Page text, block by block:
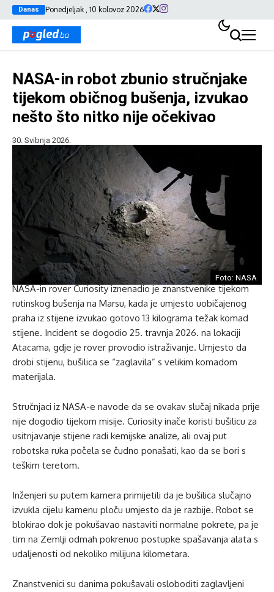
Danas Ponedjeljak , 10 kolovoz 2026
NASA-in robot zbunio stručnjake
tijekom običnog bušenja, izvukao
nešto što nitko nije očekivao
30. Svibnja 2026.
Foto: NASA
NASA-in rover Curiosity iznenadio je znanstvenike tijekom
rutinskog bušenja na Marsu, kada je umjesto uobičajenog
praha iz stijene izvukao gotovo 13 kilograma težak komad
stijene. Incident se dogodio 25. travnja 2026. na lokaciji
Atacama, gdje je rover provodio istraživanje. Umjesto da
drobi stijenu, bušilica se “zaglavila” s velikim komadom
materijala.
Stručnjaci iz NASA-e navode da se ovakav slučaj nikada prije
nije dogodio tijekom misije. Curiosity inače koristi bušilicu za
usitnjavanje stijene radi kemijske analize, ali ovaj put
robotska ruka počela se čudno ponašati, kao da se bori s
teškim teretom.
Inženjeri su putem kamera primijetili da je bušilica slučajno
izvukla cijelu kamenu ploču umjesto da je razbije. Robot se
blokirao dok je pokušavao nastaviti normalne pokrete, pa je
tim na Zemlji odmah pokrenuo postupke spašavanja alata s
udaljenosti od nekoliko milijuna kilometara.
Znanstvenici su danima pokušavali osloboditi zaglavljeni